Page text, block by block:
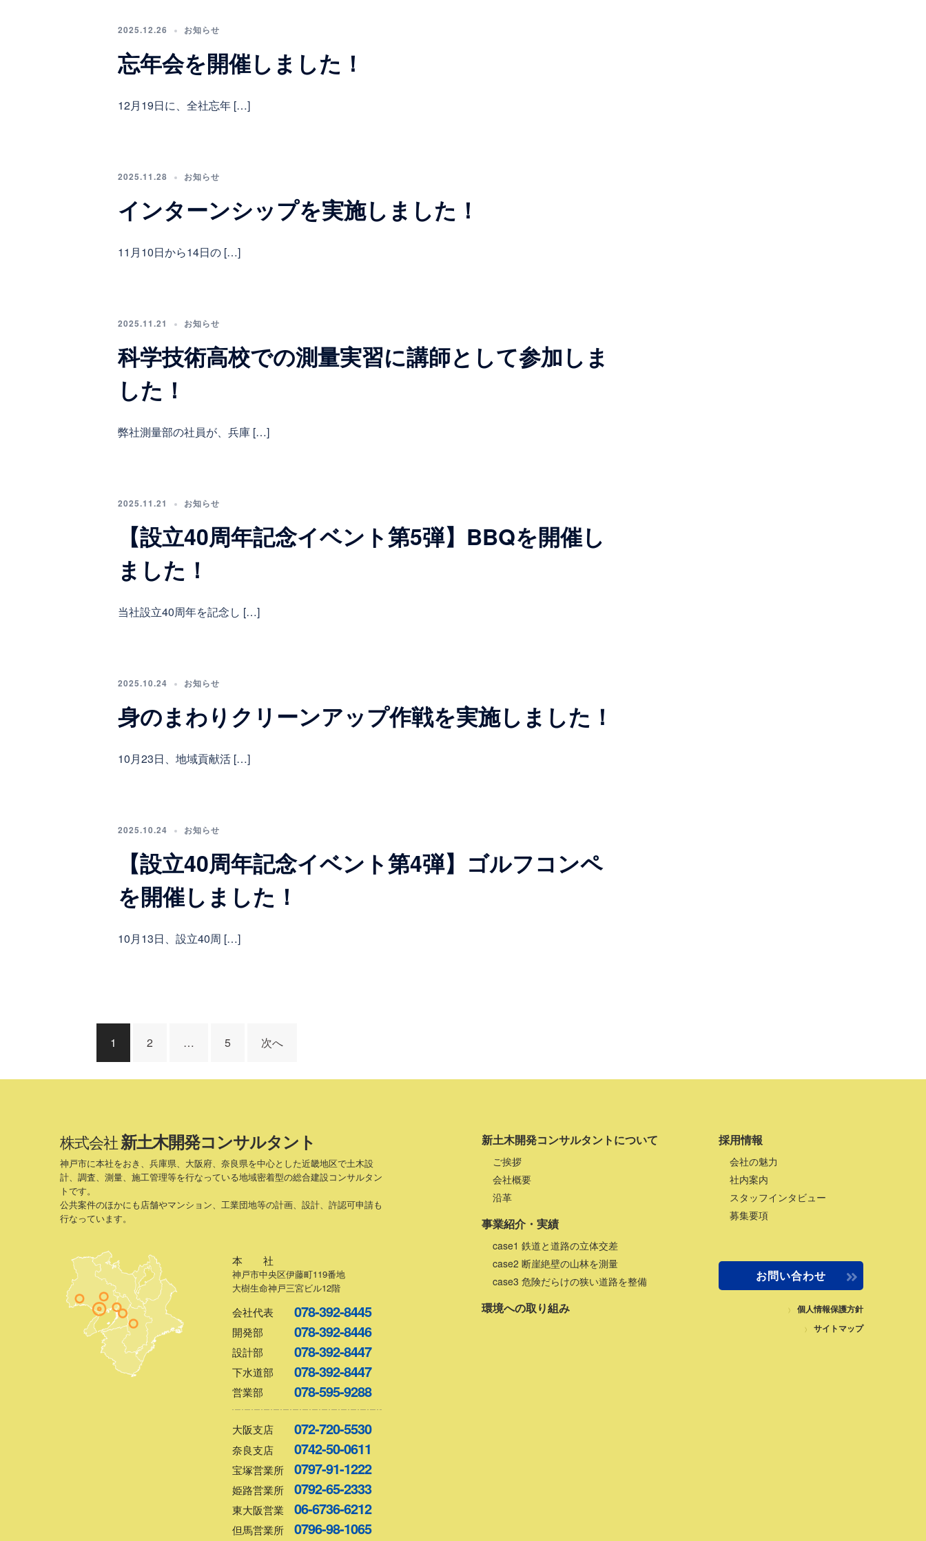
2025.12.26 お知らせ
忘年会を開催しました！
12月19日に、全社忘年 […]
2025.11.28 お知らせ
インターンシップを実施しました！
11月10日から14日の […]
2025.11.21 お知らせ
科学技術高校での測量実習に講師として参加しま
した！
弊社測量部の社員が、兵庫 […]
2025.11.21 お知らせ
【設立40周年記念イベント第5弾】BBQを開催し
ました！
当社設立40周年を記念し […]
2025.10.24 お知らせ
身のまわりクリーンアップ作戦を実施しました！
10月23日、地域貢献活 […]
2025.10.24 お知らせ
【設立40周年記念イベント第4弾】ゴルフコンペ
を開催しました！
10月13日、設立40周 […]
投
稿
ビ
ゲ
ー
シ
ョ
ン
1 2 … 5 次へ
株式会社新土木開発コンサルタント
神戸市に本社をおき、兵庫県、大阪府、奈良県を中心とした近畿地区で土木設
計、調査、測量、施工管理等を行なっている地域密着型の総合建設コンサルタン
トです。
公共案件のほかにも店舗やマンション、工業団地等の計画、設計、許認可申請も
行なっています。
本 社
神戸市中央区伊藤町119番地
大樹生命神戸三宮ビル12階
会社代表 078-392-8445
開発部 078-392-8446
設計部 078-392-8447
下水道部 078-392-8447
営業部 078-595-9288
大阪支店 072-720-5530
奈良支店 0742-50-0611
宝塚営業所 0797-91-1222
姫路営業所 0792-65-2333
東大阪営業 06-6736-6212
但馬営業所 0796-98-1065
新土木開発コンサルタントについて
ご挨拶
会社概要
沿革
事業紹介・実績
case1 鉄道と道路の立体交差
case2 断崖絶壁の山林を測量
case3 危険だらけの狭い道路を整備
環境への取り組み
採用情報
会社の魅力
社内案内
スタッフインタビュー
募集要項
お問い合わせ
個人情報保護方針
サイトマップ